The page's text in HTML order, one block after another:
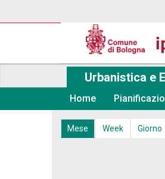
Urbanistica e
Home
Schede
Mese (scheda
attiva)
Week Giorno